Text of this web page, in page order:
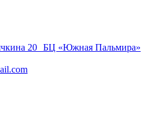
20 БЦ «Южная Пальмира»